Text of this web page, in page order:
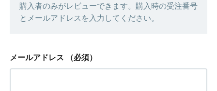
購入者のみがレビューできます。購入時の受注番号
とメールアドレスを入力してください。
メールアドレス （必須）